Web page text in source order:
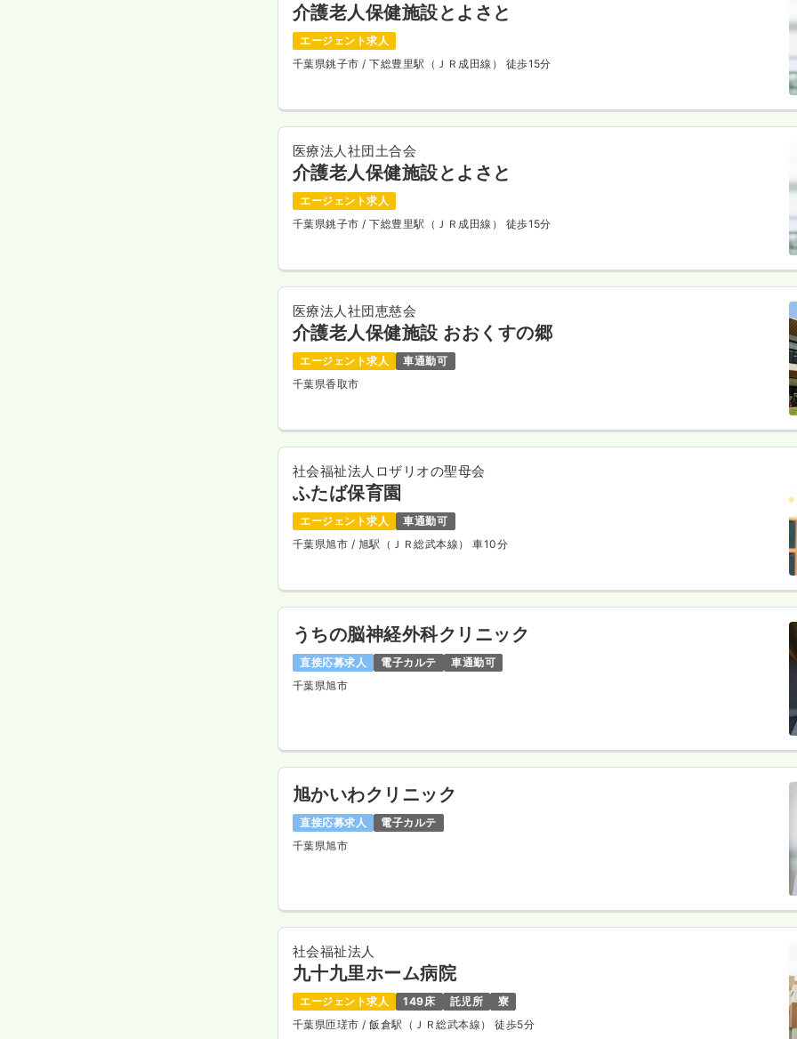
介護老人保健施設とよさと
エージェント求人
千葉県銚子市/ 下総豊里駅（ＪＲ成田線） 徒歩15分
医療法人社団土合会
介護老人保健施設とよさと
エージェント求人
千葉県銚子市/ 下総豊里駅（ＪＲ成田線） 徒歩15分
医療法人社団恵慈会
介護老人保健施設 おおくすの郷
エージェント求人
車通勤可
千葉県香取市
社会福祉法人ロザリオの聖母会
ふたば保育園
エージェント求人
車通勤可
千葉県旭市 / 旭駅（ＪＲ総武本線） 車10分
うちの脳神経外科クリニック
直接応募求人 電子カルテ
車通勤可
千葉県旭市
旭かいわクリニック
直接応募求人
電子カルテ
千葉県旭市
社会福祉法人
九十九里ホーム病院
エージェント求人 149床 託児所
寮
千葉県匝瑳市/ 飯倉駅（ＪＲ総武本線） 徒歩5分